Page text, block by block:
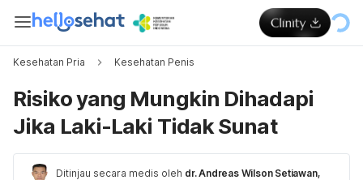
Kesehatan Pria Kesehatan Penis
Risiko yang Mungkin Dihadapi
Jika Laki-Laki Tidak Sunat
Ditinjau secara medis oleh dr. Andreas Wilson Setiawan,